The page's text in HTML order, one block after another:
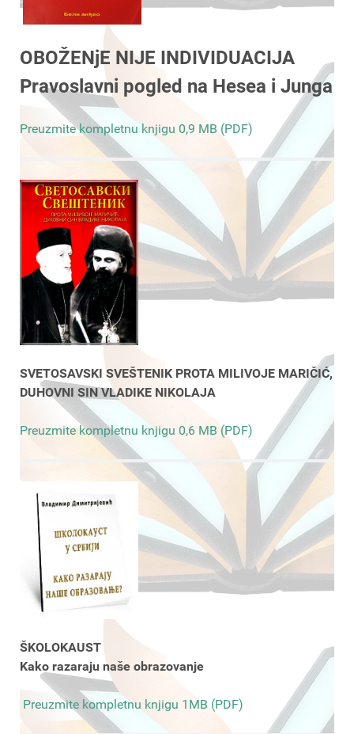
OBOŽENjE NIJE INDIVIDUACIJA
Pravoslavni pogled na Hesea i Junga
Preuzmite kompletnu knjigu 0,9 MB (PDF)
SVETOSAVSKI SVEŠTENIK PROTA MILIVOJE MARIČIĆ,
DUHOVNI SIN VLADIKE NIKOLAJA
Preuzmite kompletnu knjigu 0,6 MB (PDF)
ŠKOLOKAUST
Kako razaraju naše obrazovanje
Preuzmite kompletnu knjigu 1MB (PDF)